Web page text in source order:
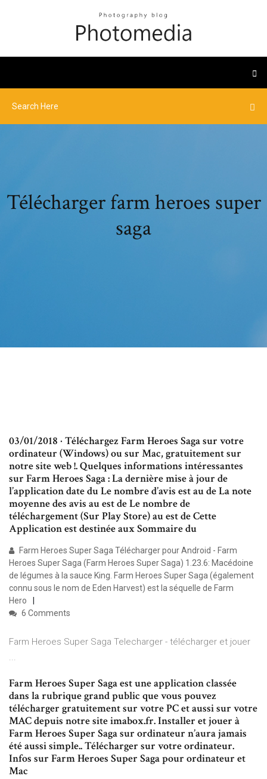
Télécharger farm heroes super
saga
03/01/2018 · Téléchargez Farm Heroes Saga sur votre
ordinateur (Windows) ou sur Mac, gratuitement sur
notre site web !. Quelques informations intéressantes
sur Farm Heroes Saga : La dernière mise à jour de
l’application date du Le nombre d’avis est au de La note
moyenne des avis au est de Le nombre de
téléchargement (Sur Play Store) au est de Cette
Application est destinée aux Sommaire du
Farm Heroes Super Saga Télécharger pour Android - Farm
Heroes Super Saga (Farm Heroes Super Saga) 1.23.6: Macédoine
de légumes à la sauce King. Farm Heroes Super Saga (également
connu sous le nom de Eden Harvest) est la séquelle de Farm
Hero
6 Comments
Farm Heroes Super Saga Telecharger - télécharger et jouer
...
Farm Heroes Super Saga est une application classée
dans la rubrique grand public que vous pouvez
télécharger gratuitement sur votre PC et aussi sur votre
MAC depuis notre site imabox.fr. Installer et jouer à
Farm Heroes Super Saga sur ordinateur n’aura jamais
été aussi simple.. Télécharger sur votre ordinateur.
Infos sur Farm Heroes Super Saga pour ordinateur et
Mac